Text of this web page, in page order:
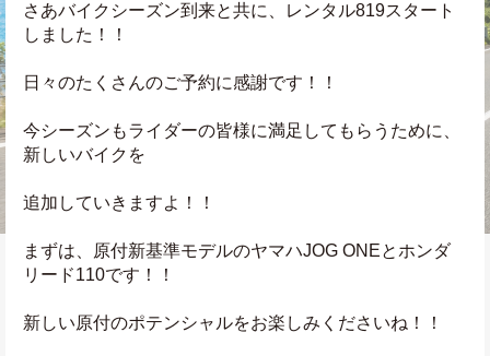
さあバイクシーズン到来と共に、レンタル819スタート
しました！！
日々のたくさんのご予約に感謝です！！
今シーズンもライダーの皆様に満足してもらうために、
新しいバイクを
追加していきますよ！！
まずは、原付新基準モデルのヤマハJOG ONEとホンダ
リード110です！！
新しい原付のポテンシャルをお楽しみくださいね！！